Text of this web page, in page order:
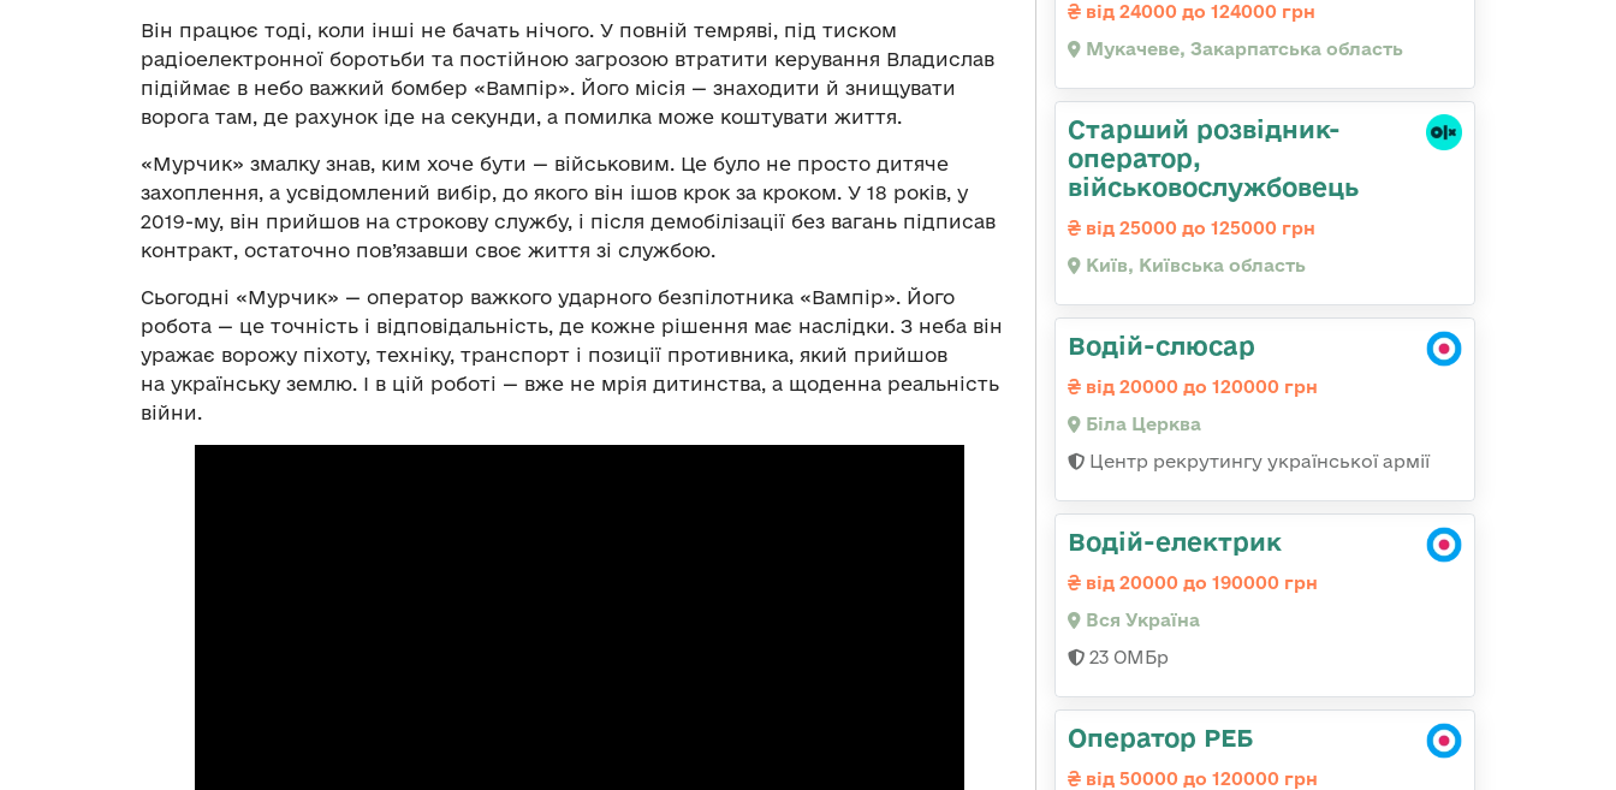
Він працює тоді, коли інші не бачать нічого. У повній темряві, під тиском
радіоелектронної боротьби та постійною загрозою втратити керування Владислав
підіймає в небо важкий бомбер «Вампір». Його місія — знаходити й знищувати
ворога там, де рахунок іде на секунди, а помилка може коштувати життя.
«Мурчик» змалку знав, ким хоче бути — військовим. Це було не просто дитяче
захоплення, а усвідомлений вибір, до якого він ішов крок за кроком. У 18 років, у
2019-му, він прийшов на строкову службу, і після демобілізації без вагань підписав
контракт, остаточно пов’язавши своє життя зі службою.
Сьогодні «Мурчик» — оператор важкого ударного безпілотника «Вампір». Його
робота ­— це точність і відповідальність, де кожне рішення має наслідки. З неба він
уражає ворожу піхоту, техніку, транспорт і позиції противника, який прийшов
на українську землю. І в цій роботі — вже не мрія дитинства, а щоденна реальність
війни.
від 24000 до 124000 грн
Мукачеве, Закарпатська область
Стаpший pозвідник-
опеpатоp,
військовослужбовець
від 25000 до 125000 грн
Київ, Київська область
Водій-слюсар
від 20000 до 120000 грн
Біла Церква
Центр рекрутингу української армії
Водій-електрик
від 20000 до 190000 грн
Вся Україна
23 ОМБр
Оператор РЕБ
від 50000 до 120000 грн